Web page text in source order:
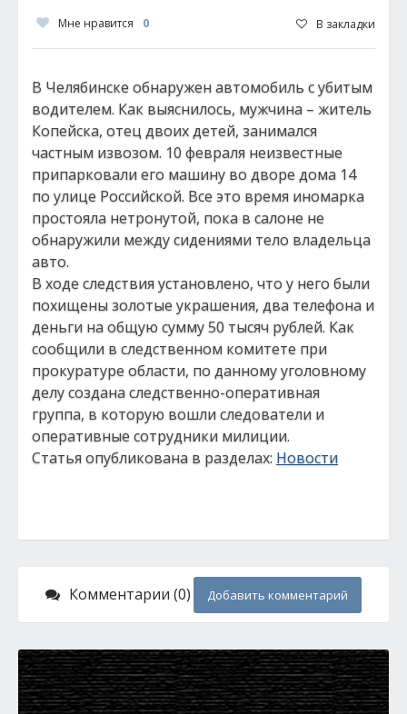
Мне нравится 0 В закладки
В Челябинске обнаружен автомобиль с убитым
водителем. Как выяснилось, мужчина – житель
Копейска, отец двоих детей, занимался
частным извозом. 10 февраля неизвестные
припарковали его машину во дворе дома 14
по улице Российской. Все это время иномарка
простояла нетронутой, пока в салоне не
обнаружили между сидениями тело владельца
авто.
В ходе следствия установлено, что у него были
похищены золотые украшения, два телефона и
деньги на общую сумму 50 тысяч рублей. Как
сообщили в следственном комитете при
прокуратуре области, по данному уголовному
делу создана следственно-оперативная
группа, в которую вошли следователи и
оперативные сотрудники милиции.
Статья опубликована в разделах: Новости
Комментарии (0) Добавить комментарий